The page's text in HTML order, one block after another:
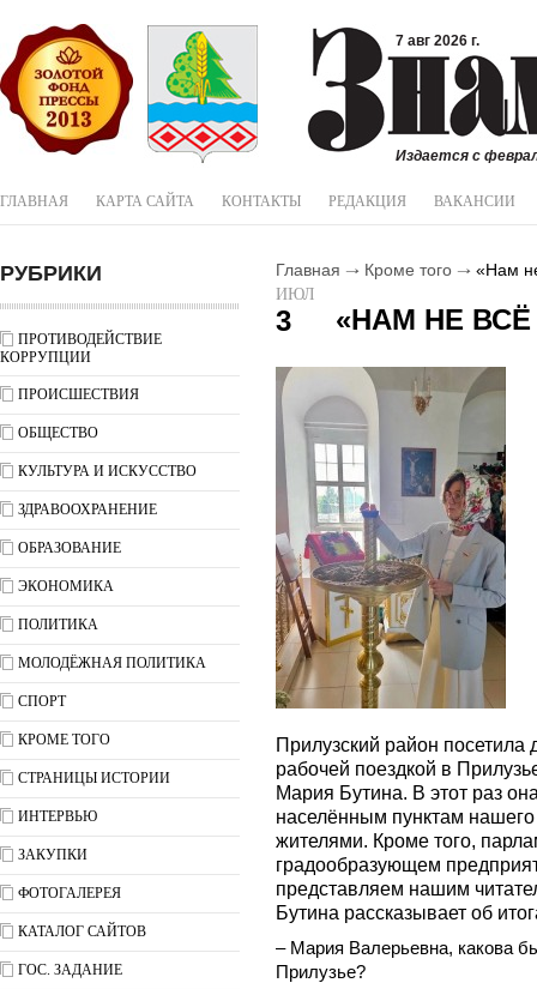
7 авг 2026 г.
Издается с
ГЛАВНАЯ КАРТА САЙТА КОНТАКТЫ РЕДАКЦИЯ ВАКАНСИИ
РУБРИКИ
ПРОТИВОДЕЙСТВИЕ
КОРРУПЦИИ
ПРОИСШЕСТВИЯ
ОБЩЕСТВО
КУЛЬТУРА И ИСКУССТВО
ЗДРАВООХРАНЕНИЕ
ОБРАЗОВАНИЕ
ЭКОНОМИКА
ПОЛИТИКА
МОЛОДЁЖНАЯ ПОЛИТИКА
СПОРТ
КРОМЕ ТОГО
СТРАНИЦЫ ИСТОРИИ
ИНТЕРВЬЮ
ЗАКУПКИ
ФОТОГАЛЕРЕЯ
КАТАЛОГ САЙТОВ
ГОС. ЗАДАНИЕ
Главная Кроме того
«Нам
ИЮЛ
3 «НАМ НЕ
Прилузский район
рабочей поездкой в
Мария Бутина. В этот раз
населённым пунктам
жителями. Кроме того,
градообразующем
представляем нашим
Бутина рассказывает об
– Мария Валерьевна, какова
Прилузье?